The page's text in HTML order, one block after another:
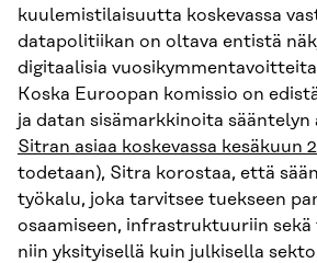
kuulemistilaisuutta koskevassa
datapolitiikan on oltava entistä
digitaalisia
Koska Euroopan komissio on
ja datan sisämarkkinoita sääntelyn
Sitran asiaa koskevassa kesäkuun
todetaan), Sitra korostaa, että
työkalu, joka tarvitsee tuekseen
osaamiseen, infrastruktuuriin
niin yksityisellä kuin julkisella